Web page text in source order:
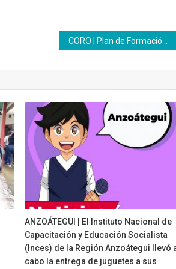
ANZOÁTEGUI | El Instituto Nacional de
Capacitación y Educación Socialista
(Inces) de la Región Anzoátegui llevó
cabo la entrega de juguetes a sus